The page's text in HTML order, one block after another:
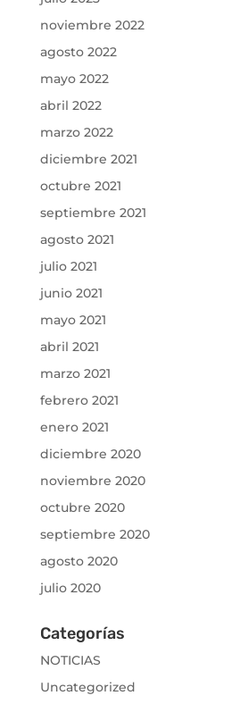
noviembre 2022
agosto 2022
mayo 2022
abril 2022
marzo 2022
diciembre 2021
octubre 2021
septiembre 2021
agosto 2021
julio 2021
junio 2021
mayo 2021
abril 2021
marzo 2021
febrero 2021
enero 2021
diciembre 2020
noviembre 2020
octubre 2020
septiembre 2020
agosto 2020
julio 2020
Categorías
NOTICIAS
Uncategorized